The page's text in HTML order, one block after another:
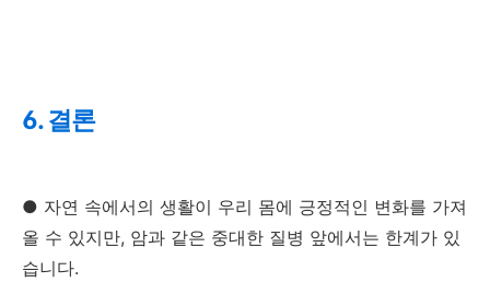
6. 결론
● 자연 속에서의 생활이 우리 몸에 긍정적인 변화를 가져
올 수 있지만, 암과 같은 중대한 질병 앞에서는 한계가 있
습니다.